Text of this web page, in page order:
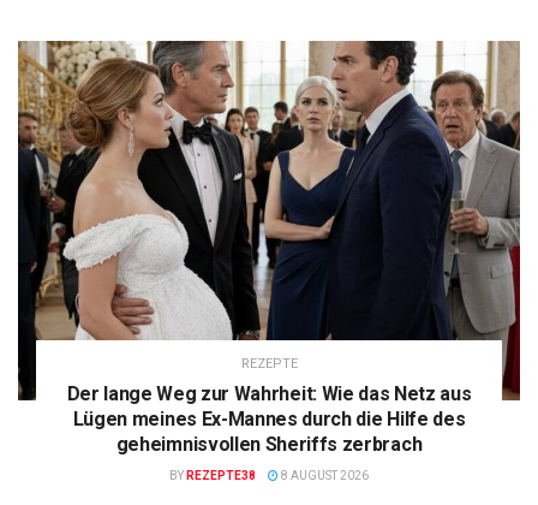
REZEPTE
Der lange Weg zur Wahrheit: Wie das Netz aus
Lügen meines Ex-Mannes durch die Hilfe des
geheimnisvollen Sheriffs zerbrach
BY REZEPTE38 8 AUGUST 2026